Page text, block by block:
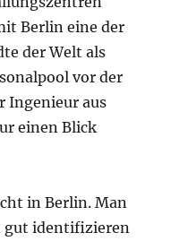
Berlin eine der
der Welt als
vor der
Ingenieur aus
einen Blick
in Berlin. Man
gut identifizieren